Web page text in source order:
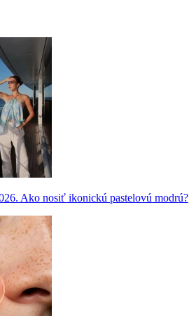
Ako nosiť ikonickú pastelovú modrú?